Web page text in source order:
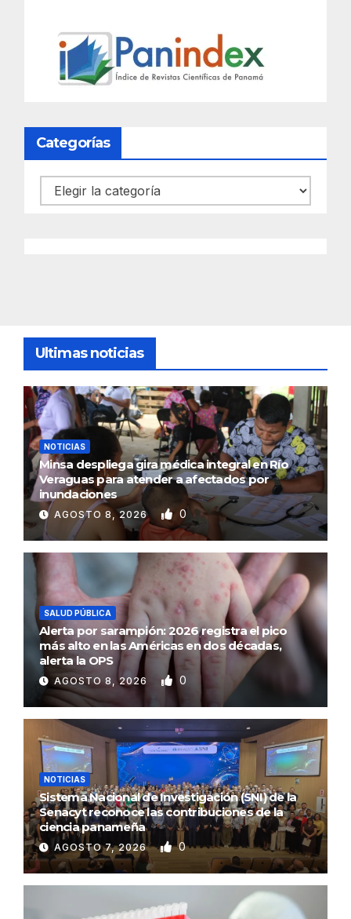
Categorías
Categorías
Ultimas noticias
NOTICIAS
Minsa despliega gira médica integral en Río
Veraguas para atender a afectados por
inundaciones
AGOSTO 8, 2026 0
SALUD PÚBLICA
Alerta por sarampión: 2026 registra el pico
más alto en las Américas en dos décadas,
alerta la OPS
AGOSTO 8, 2026 0
NOTICIAS
Sistema Nacional de Investigación (SNI) de la
Senacyt reconoce las contribuciones de la
ciencia panameña
AGOSTO 7, 2026 0